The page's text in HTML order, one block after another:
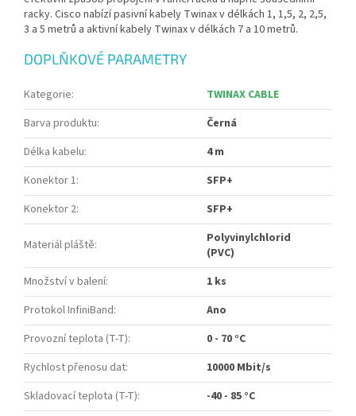
racky. Cisco nabízí pasivní kabely Twinax v délkách 1, 1,5, 2, 2,5,
3 a 5 metrů a aktivní kabely Twinax v délkách 7 a 10 metrů.
DOPLŇKOVÉ PARAMETRY
Kategorie:
TWINAX CABLE
Barva produktu:
Černá
Délka kabelu:
4 m
Konektor 1:
SFP+
Konektor 2: SFP+
Materiál pláště:
Polyvinylchlorid
(PVC)
Množství v balení:
1 ks
Protokol InfiniBand:
Ano
Provozní teplota (T-T):
0 - 70 °C
Rychlost přenosu dat:
10000 Mbit/s
Skladovací teplota (T-T):
-40 - 85 °C